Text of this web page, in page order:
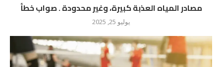
مصادر المياه العذبة كبيرة، وغير محدودة . صواب خطأ
يوليو 25, 2025